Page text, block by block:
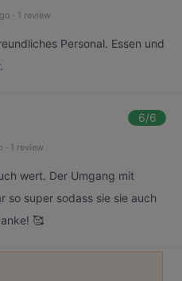
· 1 review
Personal. Essen und
6/6
· 1 review
wert. Der Umgang mit
so super sodass sie sie auch
🥰